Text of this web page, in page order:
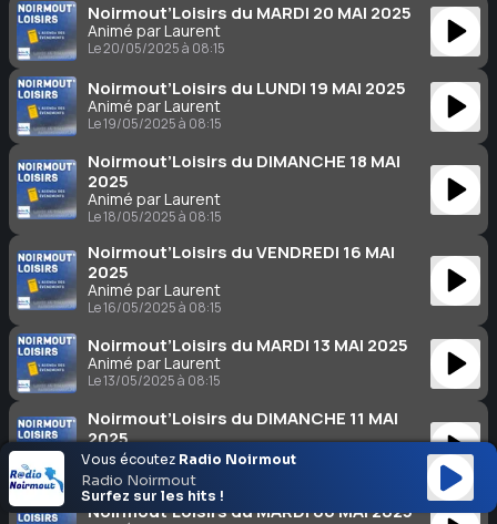
Noirmout’Loisirs du MARDI 20 MAI 2025
Animé par Laurent
Le 20/05/2025 à 08:15
Noirmout’Loisirs du LUNDI 19 MAI 2025
Animé par Laurent
Le 19/05/2025 à 08:15
Noirmout’Loisirs du DIMANCHE 18 MAI
2025
Animé par Laurent
Le 18/05/2025 à 08:15
Noirmout’Loisirs du VENDREDI 16 MAI
2025
Animé par Laurent
Le 16/05/2025 à 08:15
Noirmout’Loisirs du MARDI 13 MAI 2025
Animé par Laurent
Le 13/05/2025 à 08:15
Noirmout’Loisirs du DIMANCHE 11 MAI
2025
Animé par Laurent
Le 11/05/2025 à 08:15
Noirmout’Loisirs du MARDI 06 MAI 2025
Vous écoutez Radio Noirmout
Radio Noirmout
Surfez sur les hits !